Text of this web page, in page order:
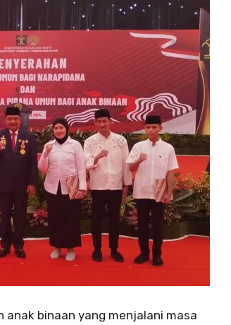
anak binaan yang menjalani masa